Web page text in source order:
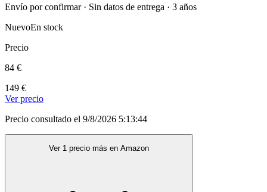
Envío por confirmar · Sin datos de entrega · 3 años
NuevoEn stock
Precio
84 €
149 €
Ver precio
Precio consultado el 9/8/2026 5:13:44
Ver 1 precio más en Amazon